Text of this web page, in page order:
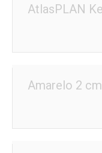
AtlasPLAN
Amarelo 2